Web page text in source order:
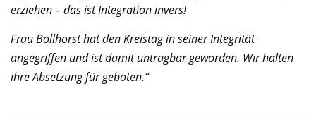
erziehen – das ist Integration invers!
Frau Bollhorst hat den Kreistag in seiner Integrität
angegriffen und ist damit untragbar geworden. Wir halten
ihre Absetzung für geboten.“